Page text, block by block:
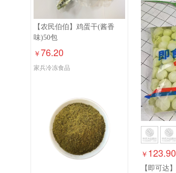
【农民伯伯】鸡蛋干(酱香
味)50包
￥76.20
家兵冷冻食品
￥ 123.90